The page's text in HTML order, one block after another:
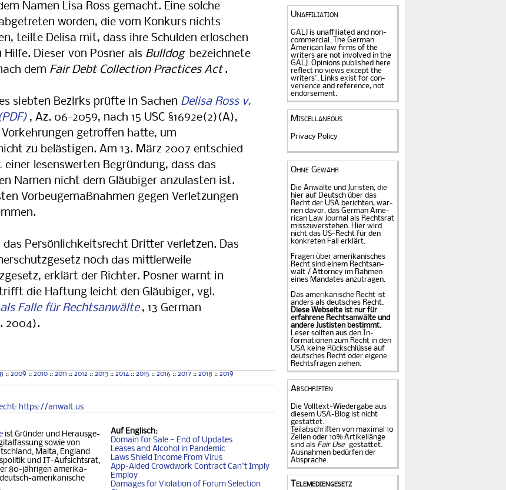
Namen Lisa Ross gemacht. Eine solche
worden, die vom Konkurs nichts
teilte Delisa mit, dass ihre Schulden erloschen
Dieser von Posner als Bulldog bezeichnete
dem Fair Debt Collection Practices Act .
siebten Bezirks prüfte in Sachen Delisa Ross v.
, Az. 06-2059, nach 15 USC §1692e(2)(A),
getroffen hatte, um
zu belästigen. Am 13. März 2007 entschied
einer lesenswerten Begründung, dass das
Namen nicht dem Gläubiger anzulasten ist.
Vorbeugemaßnahmen gegen Verletzungen
Persönlichkeitsrecht Dritter verletzen. Das
noch das mittlerweile
erklärt der Richter. Posner warnt in
die Haftung leicht den Gläubiger, vgl.
Falle für Rechtsanwälte , 13 German
2004).
:: 2009 :: 2010 :: 2011 :: 2012 :: 2013 :: 2014 :: 2015 :: 2016 :: 2017 :: 2018 :: 2019
: https://anwalt.us
Auf Englisch:
Domain for Sale — End of Updates
Leases and Alcohol in Pandemic
Laws Shield Income From Virus
App-Aided Crowdwork Contract Can't Imply
Employ
Damages for Violation of Forum Selection
ist Gründer und Her­aus­ge­
so­wie von
Mal­ta, Eng­land
und IT-Auf­sichtsrat,
80-jäh­ri­gen ame­ri­ka­
ame­ri­ka­ni­sche
Unaffiliation
GALJ is unaffiliated and non-
commercial. The Ger­man
American law firms of the
writers are not in­volved in the
GALJ. Opi­nions published here
reflect no views except the
writers'. Links exist for con­
venience and refe­rence, not
endorse­ment.
Miscellaneous
Privacy Policy
Ohne Gewähr
Die Anwälte und Juristen, die
hier auf Deutsch über das
Recht der USA be­rich­ten, war­
nen davor, das German Ame­
rican Law Journal als Rechts­rat
miss­zu­verstehen. Hier wird
nicht das US-Recht für den
konkreten Fall er­klärt.
Fragen über amerika­ni­sches
Recht sind einem Rechts­an­
walt / Attorney im Rahmen
eines Mandates an­zu­tragen.
Das amerikanische Recht ist
anders als deutsches Recht.
Diese Webseite ist nur für
erfahrene Rechtsanwälte und
andere Justisten be­stimmt.
Leser sollten aus den In­
formationen zum Recht in den
USA keine Rückschlüsse auf
deutsches Recht oder eigene
Rechtsfragen ziehen.
Abschriften
Die Volltext-Wiedergabe aus
diesem USA-Blog ist nicht
gestattet.
Teilabschriften von maximal 10
Zeilen oder 10% Artikellänge
sind als Fair Use
gestattet.
Ausnahmen bedürfen der
Absprache.
Telemediengesetz